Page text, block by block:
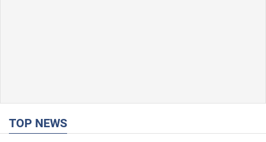
TOP NEWS